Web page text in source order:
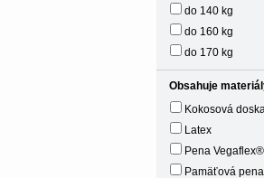
do 140 kg
do 160 kg
do 170 kg
Obsahuje
Kokosová
Latex
Pena Vegaflex®
Pamäťová pena